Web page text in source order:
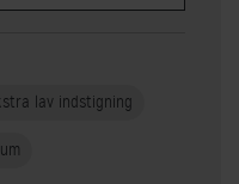
lav indstigning